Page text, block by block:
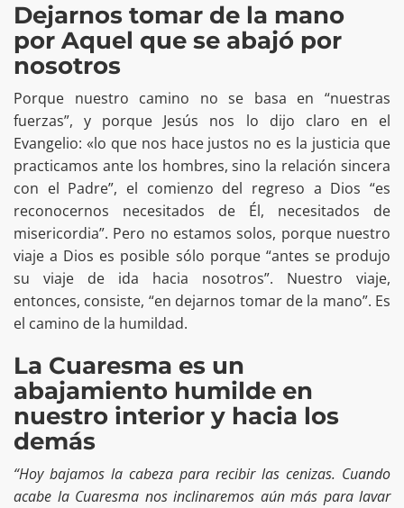
Dejarnos tomar de la mano
por Aquel que se abajó por
nosotros
Porque nuestro camino no se basa en “nuestras
fuerzas”, y porque Jesús nos lo dijo claro en el
Evangelio: «lo que nos hace justos no es la justicia que
practicamos ante los hombres, sino la relación sincera
con el Padre”, el comienzo del regreso a Dios “es
reconocernos necesitados de Él, necesitados de
misericordia”. Pero no estamos solos, porque nuestro
viaje a Dios es posible sólo porque “antes se produjo
su viaje de ida hacia nosotros”. Nuestro viaje,
entonces, consiste, “en dejarnos tomar de la mano”. Es
el camino de la humildad.
La Cuaresma es un
abajamiento humilde en
nuestro interior y hacia los
demás
“Hoy bajamos la cabeza para recibir las cenizas. Cuando
acabe la Cuaresma nos inclinaremos aún más para lavar